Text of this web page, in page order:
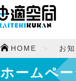
HOME お
ホームペ